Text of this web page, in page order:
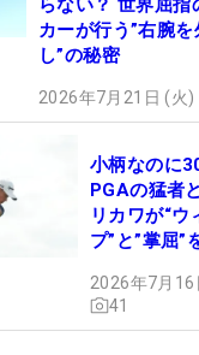
らない？ 世界屈指
カーが行う”右腕
し”の秘密
2026年7月21日 (火
小柄なのに
PGAの猛者
リカワが“ウ
プ”と”掌屈”
2026年7月
41